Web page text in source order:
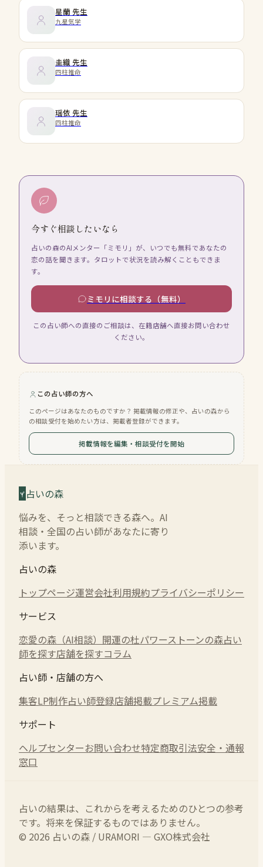
星蘭 先生
九星気学
圭織 先生
四柱推命
瑶依 先生
四柱推命
今すぐ相談したいなら
占いの森のAIメンター「ミモリ」が、いつでも無料であなたの
恋の話を聞きます。タロットで状況を読み解くこともできま
す。
ミモリに相談する（無料）
この占い師への直接のご相談は、在籍店舗へ直接お問い合わせ
ください。
この占い師の方へ
このページはあなたのものですか？ 掲載情報の修正や、占いの森から
の相談受付を始めたい方は、掲載者登録ができます。
掲載情報を編集・相談受付を開始
占いの森
悩みを、そっと相談できる森へ。AI
相談・全国の占い師があなたに寄り
添います。
占いの森
トップページ運営会社利用規約プライバシーポリシー
サービス
恋愛の森（AI相談） 開運の杜パワーストーンの森占い
師を探す店舗を探すコラム
占い師・店舗の方へ
集客LP制作占い師登録店舗掲載プレミアム掲載
サポート
ヘルプセンターお問い合わせ特定商取引法安全・通報
窓口
占いの結果は、これからを考えるためのひとつの参考
です。将来を保証するものではありません。
© 2026 占いの森 / URAMORI — GXO株式会社